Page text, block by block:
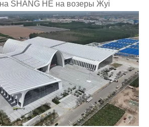
SHANG HE на возеры Жуі